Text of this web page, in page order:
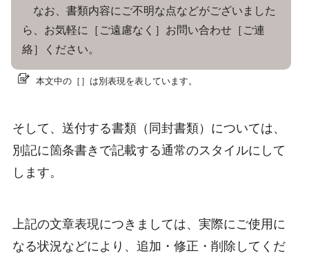
なお、書類内容にご不明な点などがございました
ら、お気軽に［ご遠慮なく］お問い合わせ［ご連
絡］ください。
本文中の［］は別表現を表しています。
そして、送付する書類（同封書類）については、
別記に箇条書きで記載する通常のスタイルにして
します。
上記の文章表現につきましては、実際にご使用に
なる状況などにより、追加・修正・削除してくだ